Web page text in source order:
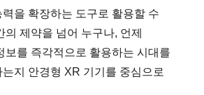
을 확장하는 도구로 활용할 수
의 제약을 넘어 누구나, 언제
보를 즉각적으로 활용하는 시대를
지 안경형 XR 기기를 중심으로